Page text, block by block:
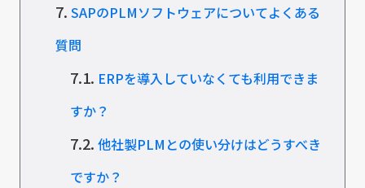
7. SAPのPLMソフトウェアについてよくある
質問
7.1. ERPを導入していなくても利用できま
すか？
7.2. 他社製PLMとの使い分けはどうすべき
ですか？